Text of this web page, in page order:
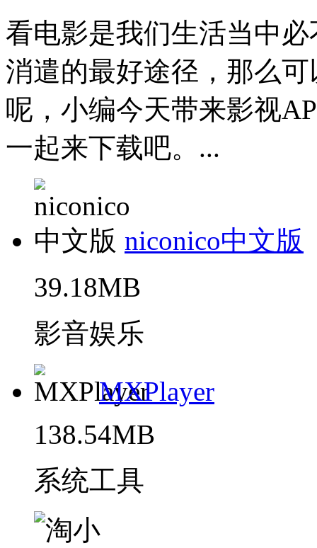
看电影是我们生活当中
消遣的最好途径，那么
呢，小编今天带来影视
一起来下载吧。...
niconico中文版
39.18MB
影音娱乐
MXPlayer
138.54MB
系统工具